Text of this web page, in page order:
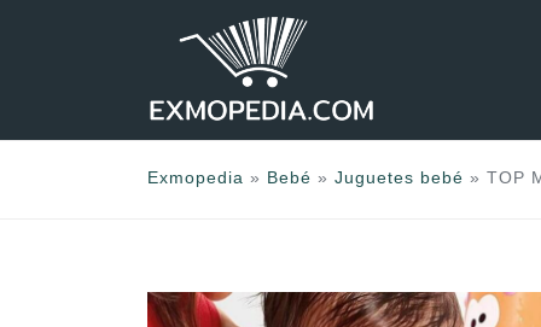
Exmopedia » Bebé » Juguetes bebé » TOP